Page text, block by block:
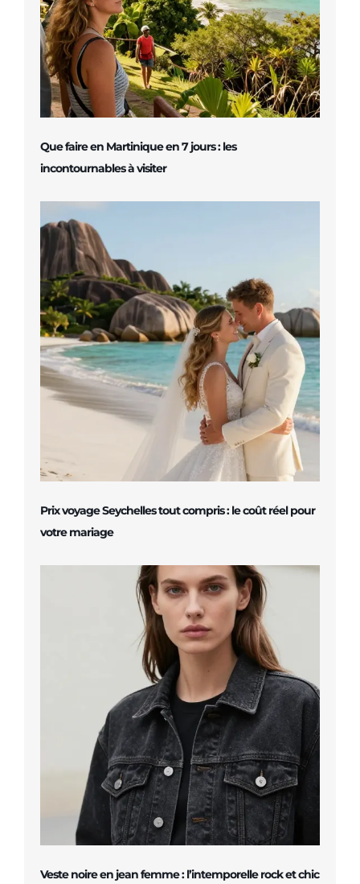
Que faire en Martinique en 7 jours : les
incontournables à visiter
Prix voyage Seychelles tout compris : le coût réel pour
votre mariage
Veste noire en jean femme : l’intemporelle rock et chic